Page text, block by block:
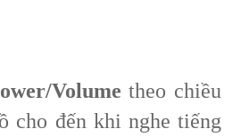
Volume theo chiều
cho đến khi nghe tiếng